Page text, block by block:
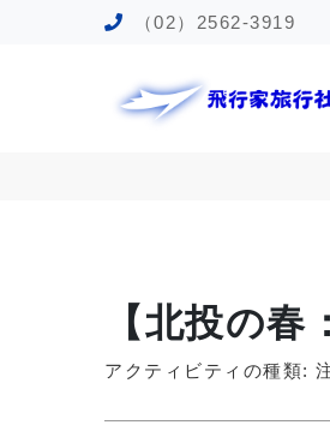
（02）2562-3919
【北投の
アクティビティの種類: